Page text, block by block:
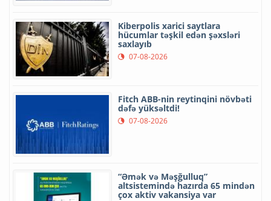
Kiberpolis xarici saytlara
hücumlar təşkil edən şəxsləri
saxlayıb
07-08-2026
Fitch ABB-nin reytinqini növbəti
dəfə yüksəltdi!
07-08-2026
“Əmək və Məşğulluq”
altsistemində hazırda 65 mindən
çox aktiv vakansiya var